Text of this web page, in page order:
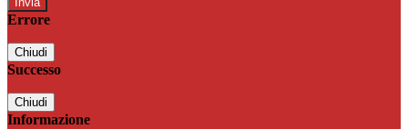
Errore
Chiudi
Successo
Chiudi
Informazione